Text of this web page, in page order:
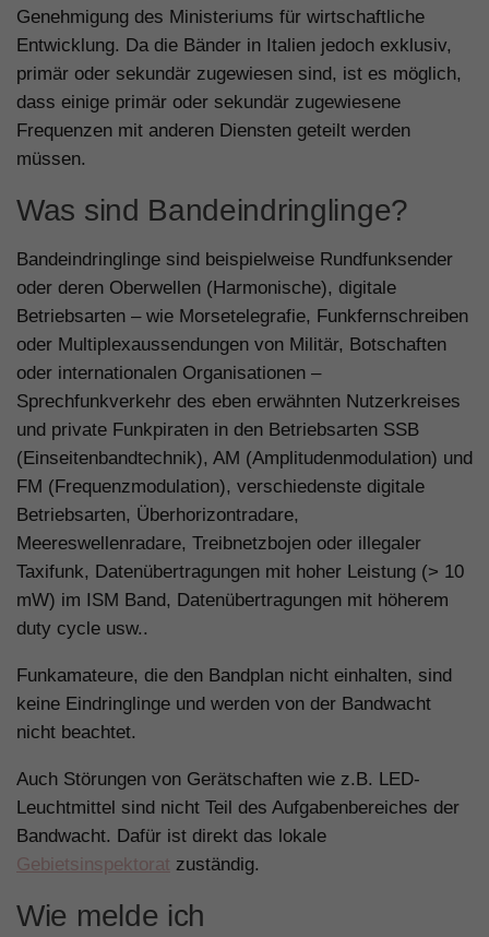
Genehmigung des Ministeriums für wirtschaftliche
Entwicklung. Da die Bänder in Italien jedoch exklusiv,
primär oder sekundär zugewiesen sind, ist es möglich,
dass einige primär oder sekundär zugewiesene
Frequenzen mit anderen Diensten geteilt werden
müssen.
Was sind Bandeindringlinge?
Bandeindringlinge sind beispielweise Rundfunksender
oder deren Oberwellen (Harmonische), digitale
Betriebsarten – wie Morsetelegrafie, Funkfernschreiben
oder Multiplexaussendungen von Militär, Botschaften
oder internationalen Organisationen –
Sprechfunkverkehr des eben erwähnten Nutzerkreises
und private Funkpiraten in den Betriebsarten SSB
(Einseitenbandtechnik), AM (Amplitudenmodulation) und
FM (Frequenzmodulation), verschiedenste digitale
Betriebsarten, Überhorizontradare,
Meereswellenradare, Treibnetzbojen oder illegaler
Taxifunk, Datenübertragungen mit hoher Leistung (> 10
mW) im ISM Band, Datenübertragungen mit höherem
duty cycle usw..
Funkamateure, die den Bandplan nicht einhalten, sind
keine Eindringlinge und werden von der Bandwacht
nicht beachtet.
Auch Störungen von Gerätschaften wie z.B. LED-
Leuchtmittel sind nicht Teil des Aufgabenbereiches der
Bandwacht. Dafür ist direkt das lokale
Gebietsinspektorat zuständig.
Wie melde ich